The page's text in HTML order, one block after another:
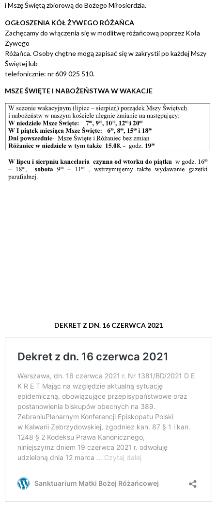
i Mszę Świętą zbiorową do Bożego Miłosierdzia.
OGŁOSZENIA KÓŁ ŻYWEGO RÓŻAŃCA
Zachęcamy do włączenia się w modlitwę różańcową poprzez Koła
Żywego
Różańca. Osoby chętne mogą zapisać się w zakrystii po każdej Mszy
Świętej lub
telefonicznie: nr 609 025 510.
MSZE ŚWIĘTE I NABOŻEŃSTWA W WAKACJE
DEKRET Z DN. 16 CZERWCA 2021